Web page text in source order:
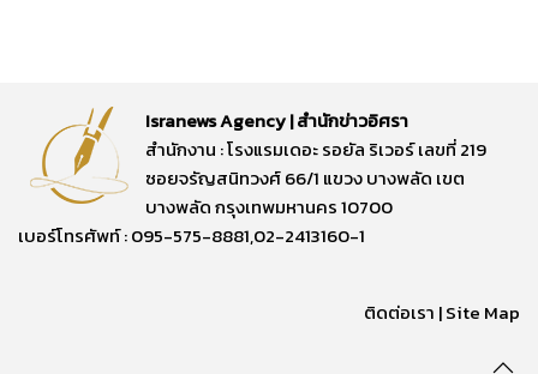
Isranews Agency | สำนักข่าวอิศรา
สำนักงาน : โรงแรมเดอะ รอยัล ริเวอร์ เลขที่ 219
ซอยจรัญสนิทวงศ์ 66/1 แขวง บางพลัด เขต
บางพลัด กรุงเทพมหานคร 10700
เบอร์โทรศัพท์ : 095-575-8881,02-2413160-1
ติดต่อเรา |Site Map